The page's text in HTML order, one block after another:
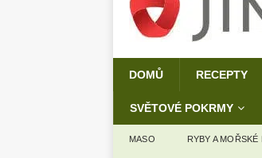
DOMŮ RECEPTY
SVĚTOVÉ POKRMY
MASO RYBY A MOŘSKÉ